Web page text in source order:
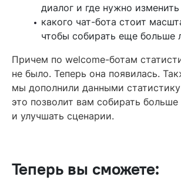
диалог и где нужно
какого чат-бота стоит
чтобы собирать еще больше
Причем по welcome-ботам
не было. Теперь она появилась.
мы дополнили данными
это позволит вам собирать
и улучшать сценарии.
Теперь вы сможете: